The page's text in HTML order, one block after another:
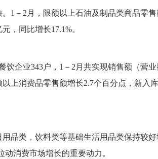
1－2月，限额以上石油及制品类商品零
，同比增长17.1%。
企业343户，1－2月共实现销售额（营
上消费品零售额增长2.7个百分点，新入
类，饮料类等基础生活用品类保持较好
消费市场增长的重要动力。